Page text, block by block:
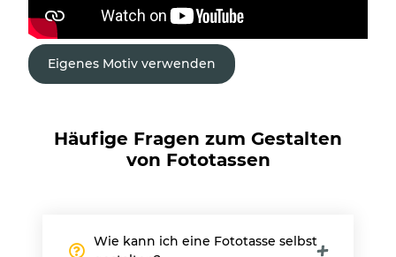
Eigenes Motiv verwenden
Häufige Fragen zum Gestalten
von Fototassen
Wie kann ich eine Fototasse selbst